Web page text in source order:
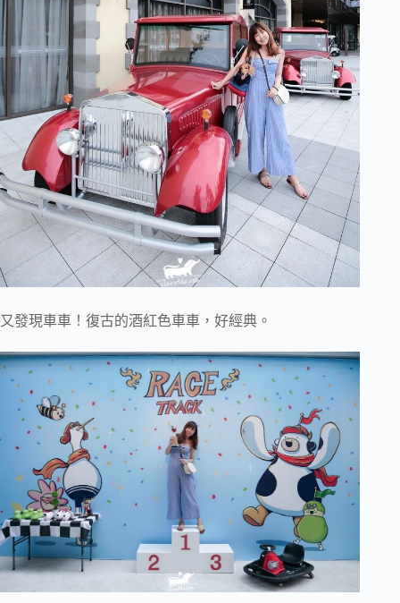
又發現車車！復古的酒紅色車車，好經典。